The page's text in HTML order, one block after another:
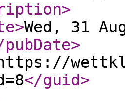
>
>Wed, 31
>
</guid>